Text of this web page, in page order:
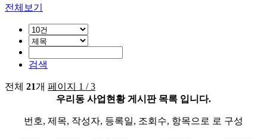
전체보기
검색
전체 21개 페이지 1 / 3
우리동 사업현황 게시판 목록 입니다.
번호, 제목, 작성자, 등록일, 조회수, 항목으로 로 구성